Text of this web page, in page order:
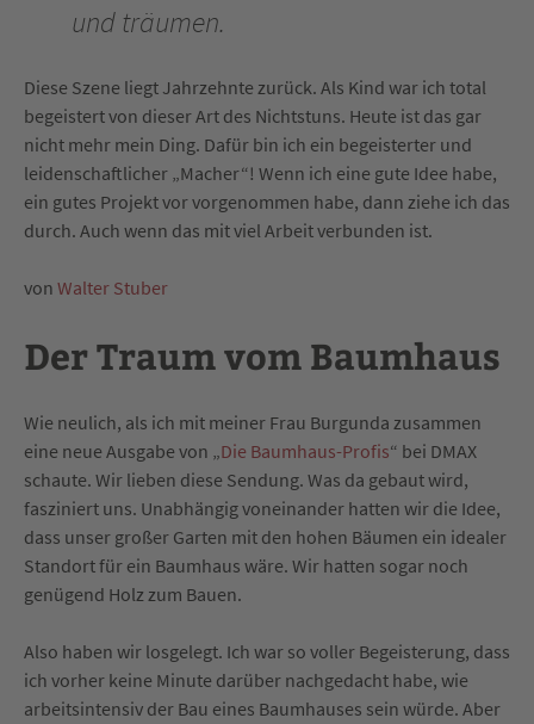
und träumen.
Diese Szene liegt Jahrzehnte zurück. Als Kind war ich total
begeistert von dieser Art des Nichtstuns. Heute ist das gar
nicht mehr mein Ding. Dafür bin ich ein begeisterter und
leidenschaftlicher „Macher“! Wenn ich eine gute Idee habe,
ein gutes Projekt vor vorgenommen habe, dann ziehe ich das
durch. Auch wenn das mit viel Arbeit verbunden ist.
von Walter Stuber
Der Traum vom Baumhaus
Wie neulich, als ich mit meiner Frau Burgunda zusammen
eine neue Ausgabe von „Die Baumhaus-Profis“ bei DMAX
schaute. Wir lieben diese Sendung. Was da gebaut wird,
fasziniert uns. Unabhängig voneinander hatten wir die Idee,
dass unser großer Garten mit den hohen Bäumen ein idealer
Standort für ein Baumhaus wäre. Wir hatten sogar noch
genügend Holz zum Bauen.
Also haben wir losgelegt. Ich war so voller Begeisterung, dass
ich vorher keine Minute darüber nachgedacht habe, wie
arbeitsintensiv der Bau eines Baumhauses sein würde. Aber